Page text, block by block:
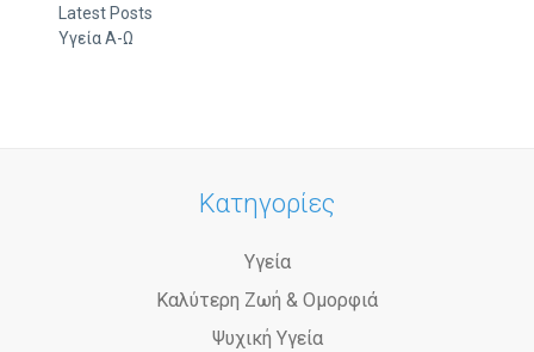
Latest Posts
Υγεία Α-Ω
Κατηγορίες
Υγεία
Καλύτερη Ζωή & Ομορφιά
Ψυχική Υγεία